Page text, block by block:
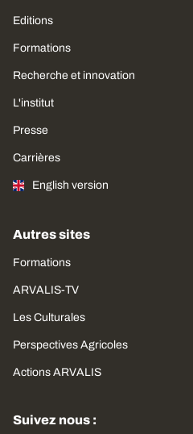
Editions
Formations
Recherche et innovation
L'institut
Presse
Carrières
English version
Autres sites
Formations
ARVALIS-TV
Les Culturales
Perspectives Agricoles
Actions ARVALIS
Suivez nous :